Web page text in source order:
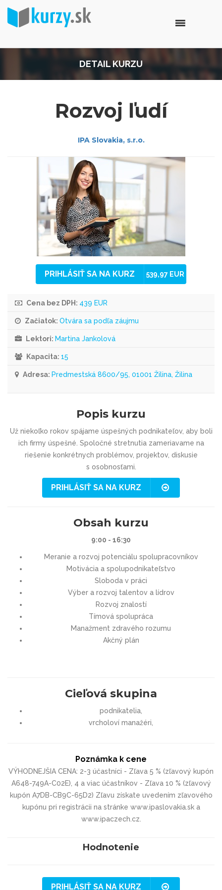
DETAIL KURZU
Rozvoj ľudí
IPA Slovakia, s.r.o.
PRIHLÁSIŤ SA NA KURZ 539,97 EUR
Cena bez DPH: 439 EUR
Začiatok: Otvára sa podľa záujmu
Lektori: Martina Jankolová
Kapacita: 15
Adresa: Predmestská 8600/95, 01001 Žilina, Žilina
Popis kurzu
Už niekoľko rokov spájame úspešných podnikateľov, aby boli
ich firmy úspešné. Spoločné stretnutia zameriavame na
riešenie konkrétnych problémov, projektov, diskusie
s osobnosťami.
PRIHLÁSIŤ SA NA KURZ
Obsah kurzu
9:00 - 16:30
Meranie a rozvoj potenciálu spolupracovníkov
Motivácia a spolupodnikateľstvo
Sloboda v práci
Výber a rozvoj talentov a lídrov
Rozvoj znalostí
Tímová spolupráca
Manažment zdravého rozumu
Akčný plán
Cieľová skupina
podnikatelia,
vrcholoví manažéri,
Poznámka k cene
VÝHODNEJŠIA CENA: 2-3 účastníci - Zľava 5 % (zľavový kupón
A648-749A-C02E), 4 a viac účastníkov - Zľava 10 % (zľavový
kupón A7DB-CB9C-65D2) Zľavu získate uvedením zľavového
kupónu pri registrácii na stránke www.ipaslovakia.sk a
www.ipaczech.cz.
Hodnotenie
PRIHLÁSIŤ SA NA KURZ